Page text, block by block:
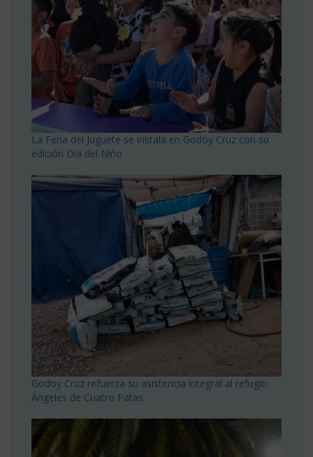
La Feria del Juguete se instala en Godoy Cruz con su
edición Día del Niño
Godoy Cruz refuerza su asistencia integral al refugio
Ángeles de Cuatro Patas